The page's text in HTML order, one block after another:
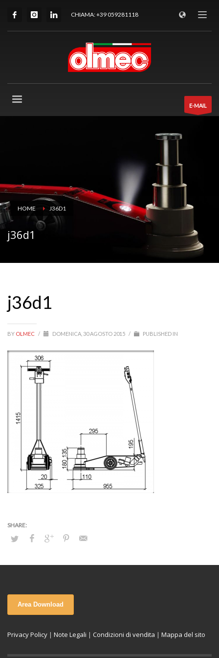
CHIAMA: +39 059281118
E-MAIL
HOME J36D1
j36d1
j36d1
BY OLMEC / DOMENICA, 30 AGOSTO 2015 / PUBLISHED IN
Area Download
Privacy Policy | Note Legali | Condizioni di vendita | Mappa del sito